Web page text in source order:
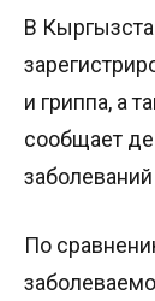
В
и гриппа, а
сообщает
По